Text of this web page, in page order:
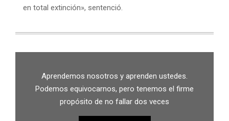
en total extinción», sentenció.
Aprendemos nosotros y aprenden ustedes.
Podemos equivocarnos, pero tenemos el firme
propósito de no fallar dos veces